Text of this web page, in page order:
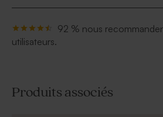
92 % nous
utilisateurs.
Produits associés